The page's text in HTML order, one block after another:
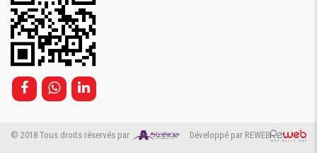
© 2018 Tous droits réservés par Développé par REWEB